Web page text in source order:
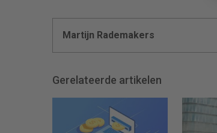
Martijn Rademakers
Gerelateerde artikelen